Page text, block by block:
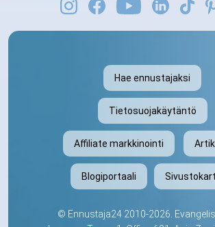
Hae ennustajaksi
Tietosuojakäytäntö
Affiliate markkinointi
Blogiportaali
© Ennustaja242010-2026.